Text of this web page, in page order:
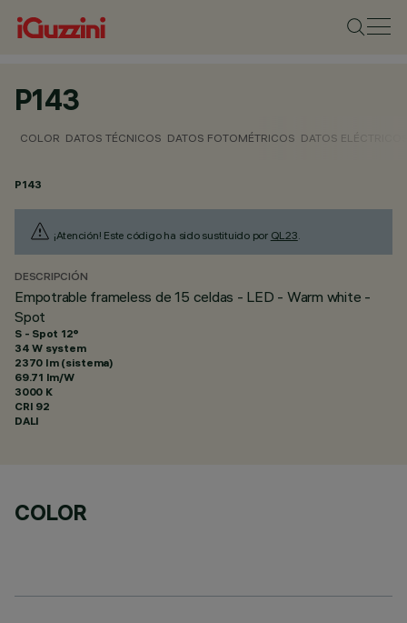
P143
COLOR DATOS TÉCNICOS DATOS FOTOMÉTRICOS DATOS
P143
¡Atención! Este código ha sido sustituido por QL23.
DESCRIPCIÓN
Empotrable frameless de 15 celdas - LED - Warm white -
Spot
S - Spot 12°
34 W system
2370 lm (sistema)
69.71 lm/W
3000 K
CRI 92
DALI
COLOR